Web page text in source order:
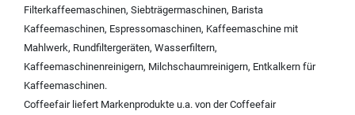
Filterkaffeemaschinen, Siebträgermaschinen, Barista
Kaffeemaschinen, Espressomaschinen, Kaffeemaschine mit
Mahlwerk, Rundfiltergeräten, Wasserfiltern,
Kaffeemaschinenreinigern, Milchschaumreinigern, Entkalkern für
Kaffeemaschinen.
Coffeefair liefert Markenprodukte u.a. von derCoffeefair